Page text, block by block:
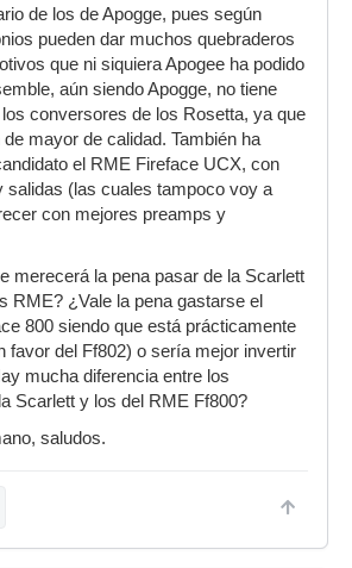
de los de Apogge, pues según
pueden dar muchos quebraderos
que ni siquiera Apogee ha podido
aún siendo Apogge, no tiene
conversores de los Rosetta, ya que
mayor de calidad. También ha
el RME Fireface UCX, con
salidas (las cuales tampoco voy a
con mejores preamps y
merecerá la pena pasar de la Scarlett
RME? ¿Vale la pena gastarse el
800 siendo que está prácticamente
favor del Ff802) o sería mejor invertir
mucha diferencia entre los
Scarlett y los del RME Ff800?
saludos.